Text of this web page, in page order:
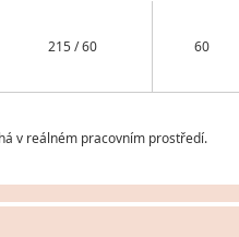
215 / 60 60
v reálném pracovním prostředí.